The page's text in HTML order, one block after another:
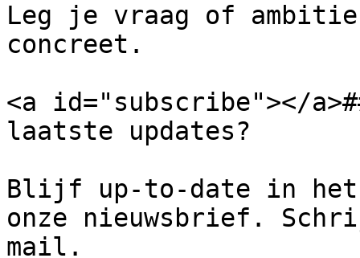
Leg je vraag of
concreet.
<a id="subscribe"></
laatste updates?
Blijf up-to-date in het
onze nieuwsbrief.
mail.